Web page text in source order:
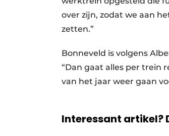
over zijn, zodat we aan
zetten.”
Bonneveld is volgens
“Dan gaat alles per trein
van het jaar weer gaan
Interessant artikel?